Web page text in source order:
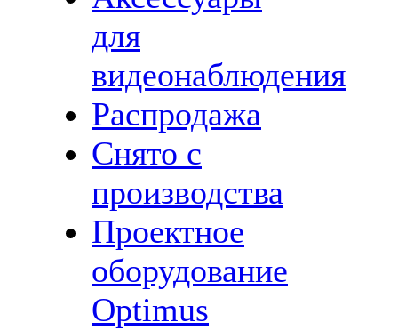
для
видеонаблюдения
Распродажа
Снято с
производства
Проектное
оборудование
Optimus